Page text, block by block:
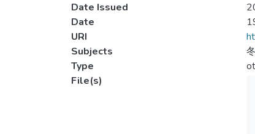
Date Issued
Date
URI
Subjects
Type
File(s)